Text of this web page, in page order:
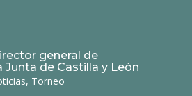
general de
Junta de Castilla y León
, Torneo